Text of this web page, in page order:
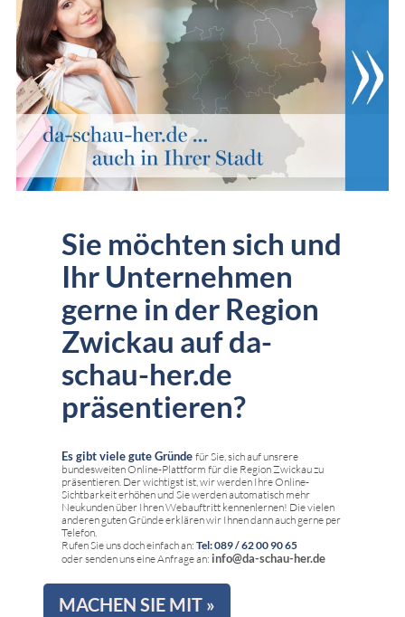
Sie möchten sich und
Ihr Unternehmen
gerne in der Region
Zwickau auf da-
schau-her.de
präsentieren?
Es gibt viele gute Gründe für Sie, sich auf unsrere
bundesweiten Online-Plattform für die Region Zwickau zu
präsentieren. Der wichtigst ist, wir werden Ihre Online-
Sichtbarkeit erhöhen und Sie werden automatisch mehr
Neukunden über Ihren Webauftritt kennenlernen! Die vielen
anderen guten Gründe erklären wir Ihnen dann auch gerne per
Telefon.
Rufen Sie uns doch einfach an: Tel: 089 / 62 00 90 65
oder senden uns eine Anfrage an: info@da-schau-her.de
MACHEN SIE MIT »